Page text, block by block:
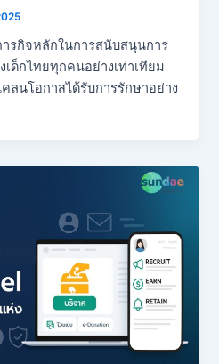
รกิจหลักในการสนับสนุนการ
ด็กไทยทุกคนอย่างเท่าเทียม
ลนโอกาสได้รับการรักษาอย่าง